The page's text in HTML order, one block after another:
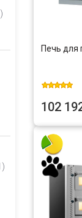
Печь для
102